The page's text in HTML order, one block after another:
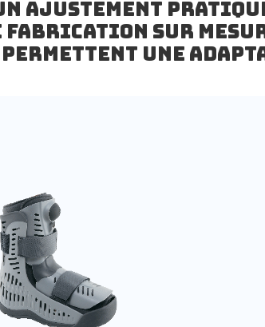
ajustement
fabrication sur
une